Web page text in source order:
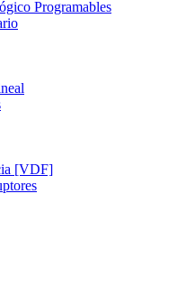
Programables
[VDF]